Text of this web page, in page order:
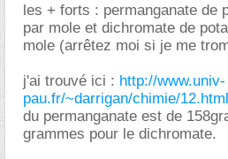
les + forts : permanganate de
par mole et dichromate de
mole (arrêtez moi si je me
j'ai trouvé ici : http://www.univ-
pau.fr/~darrigan/chimie/12.html
du permanganate est de
grammes pour le dichromate.